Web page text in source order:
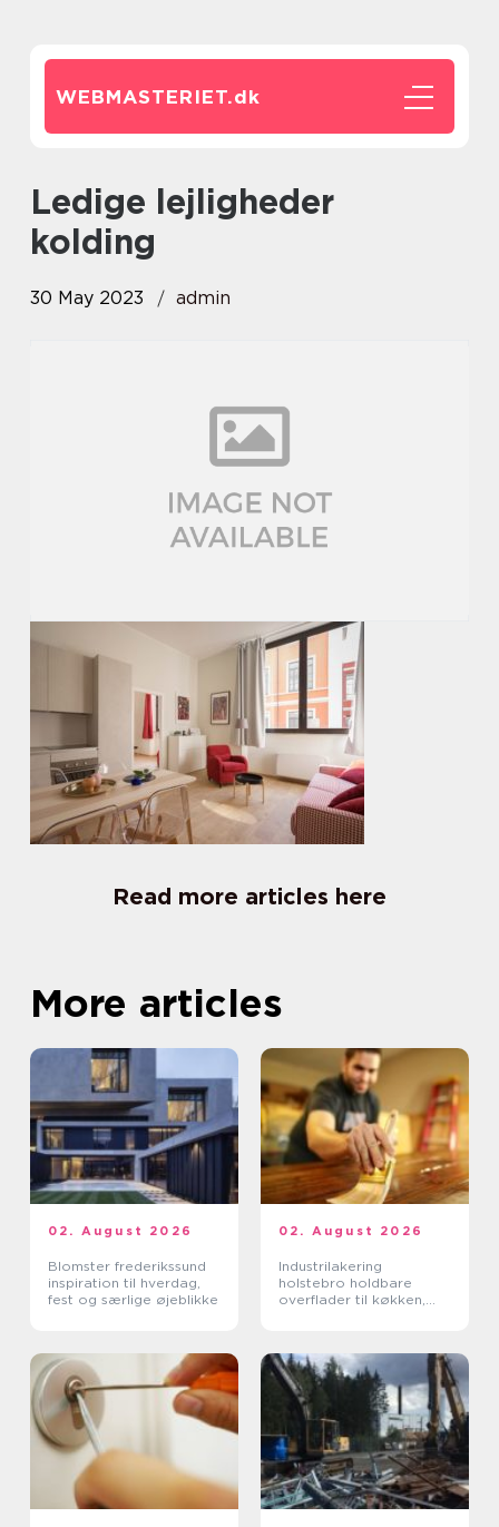
WEBMASTERIET.dk
ledige lejligheder
kolding
30 May 2023 admin
Read more articles here
More articles
02. August 2026
Blomster frederikssund
inspiration til hverdag,
fest og særlige øjeblikke
02. August 2026
Industrilakering
holstebro holdbare
overflader til køkken,